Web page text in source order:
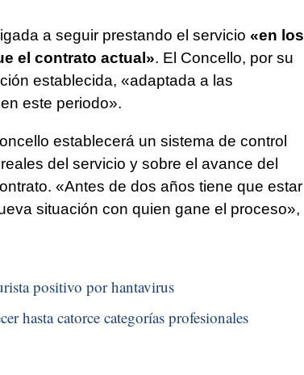
a seguir prestando el servicio «en los
el contrato actual». El Concello, por su
establecida, «adaptada a las
este periodo».
establecerá un sistema de control
del servicio y sobre el avance del
«Antes de dos años tiene que estar
situación con quien gane el proceso»,
positivo por hantavirus
hasta catorce categorías profesionales